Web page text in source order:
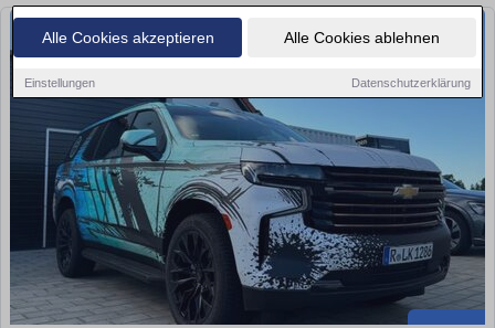
Alle Cookies akzeptieren Alle Cookies ablehnen
Einstellungen Datenschutzerklärung